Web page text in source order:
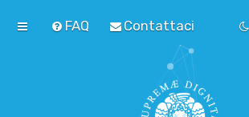
FAQ Contattaci